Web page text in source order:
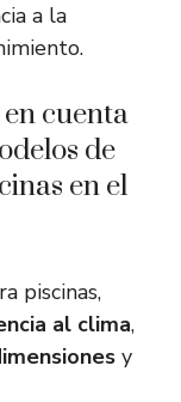
a la
cuenta
de
en el
piscinas,
al clima,
y